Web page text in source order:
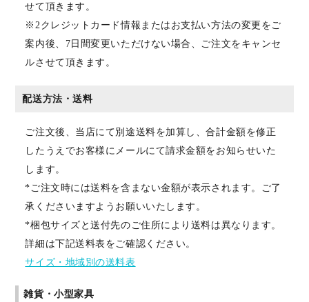
せて頂きます。
※2クレジットカード情報またはお支払い方法の変更をご
案内後、7日間変更いただけない場合、ご注文をキャンセ
ルさせて頂きます。
配送方法・送料
ご注文後、当店にて別途送料を加算し、合計金額を修正
したうえでお客様にメールにて請求金額をお知らせいた
します。
*ご注文時には送料を含まない金額が表示されます。ご了
承くださいますようお願いいたします。
*梱包サイズと送付先のご住所により送料は異なります。
詳細は下記送料表をご確認ください。
サイズ・地域別の送料表
雑貨・小型家具